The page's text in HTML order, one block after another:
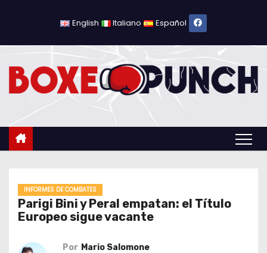
l
English Italiano Español
INFORMES DE COMBATES
Parigi Bini y Peral empatan: el Título
Europeo sigue vacante
Por Mario Salomone